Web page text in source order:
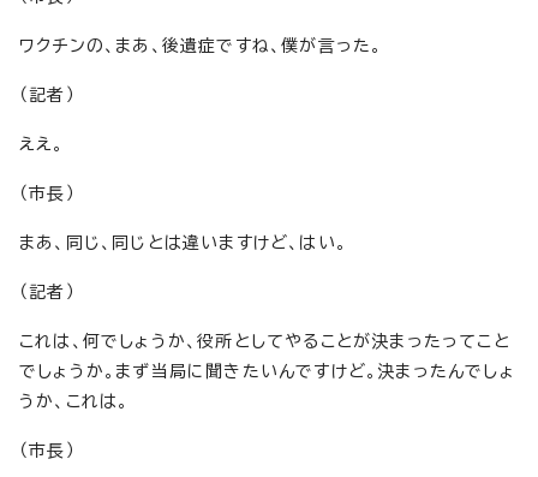
ワクチンの、まあ、後遺症ですね、僕が言った。
（記者）
ええ。
（市長）
まあ、同じ、同じとは違いますけど、はい。
（記者）
これは、何でしょうか、役所としてやることが決まったってこと
でしょうか。まず当局に聞きたいんですけど。決まったんでしょ
うか、これは。
（市長）